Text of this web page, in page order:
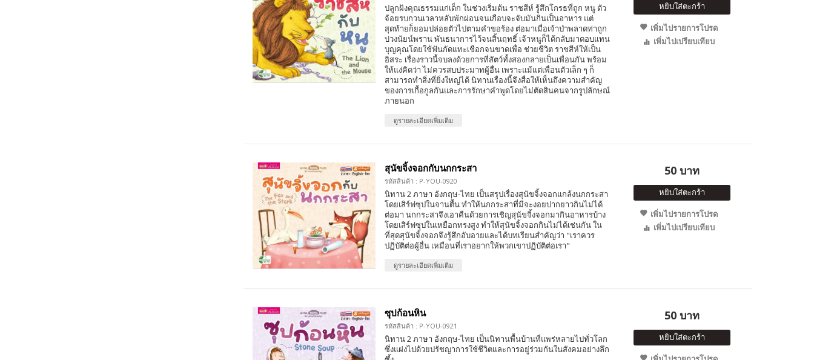
ปลูกฝังคุณธรรมแก่เด็ก ในช่วงเริ่มต้น ราชสีห์ รู้สึกโกรธที่ถูก หนู ตัว
จ้อยรบกวนเวลาหลับพักผ่อนจนเกือบจะจับมันกินเป็นอาหาร แต่
สุดท้ายก็ยอมปล่อยตัวไปตามคำขอร้อง ต่อมาเมื่อเจ้าป่าพลาดท่าถูก
บ่วงนัยน์พราน พันธนาการไว้จนสิ้นฤทธิ์ เจ้าหนูก็ได้กลับมาตอบแทน
บุญคุณโดยใช้ฟันกัดแทะเชือกจนขาดเพื่อ ช่วยชีวิต ราชสีห์ให้เป็น
อิสระ เรื่องราวนี้จบลงด้วยการที่สัตว์ทั้งสองกลายเป็นเพื่อนกัน พร้อม
ให้แง่คิดว่า ไม่ควรสบประมาทผู้อื่น เพราะแม้แต่เพื่อนตัวเล็ก ๆ ก็
สามารถทำสิ่งที่ยิ่งใหญ่ได้ นิทานเรื่องนี้จึงสื่อให้เห็นถึงความสำคัญ
ของการเกื้อกูลกันและการรักษาคำพูดโดยไม่ตัดสินคนจากรูปลักษณ์
ภายนอก
ดูรายละเอียดเพิ่มเติม
หยิบใส่ตะกร้า
เพิ่มไปรายการโปรด
เพิ่มไปเปรียบเทียบ
สุนัขจิ้งจอกกับนกกระสา
รหัสสินค้า : P-YOU-0920
นิทาน 2 ภาษา อังกฤษ-ไทย เป็นสรุปเรื่องสุนัขจิ้งจอกแกล้งนกกระสา
โดยเสิร์ฟซุปในจานตื้น ทำให้นกกระสาที่มีจะงอยปากยาวกินไม่ได้
ต่อมา นกกระสาจึงเอาคืนด้วยการเชิญสุนัขจิ้งจอกมากินอาหารบ้าง
โดยเสิร์ฟซุปในเหยือกทรงสูง ทำให้สุนัขจิ้งจอกกินไม่ได้เช่นกัน ใน
ที่สุดสุนัขจิ้งจอกจึงรู้สึกอับอายและได้บทเรียนสำคัญว่า "เราควร
ปฏิบัติต่อผู้อื่น เหมือนที่เราอยากให้พวกเขาปฏิบัติต่อเรา"
ดูรายละเอียดเพิ่มเติม
50 บาท
หยิบใส่ตะกร้า
เพิ่มไปรายการโปรด
เพิ่มไปเปรียบเทียบ
ซุปก้อนหิน
รหัสสินค้า : P-YOU-0921
นิทาน 2 ภาษา อังกฤษ-ไทย เป็นนิทานพื้นบ้านที่แพร่หลายไปทั่วโลก
ซึ่งแฝงไปด้วยปรัชญาการใช้ชีวิตและการอยู่ร่วมกันในสังคมอย่างลึก
50 บาท
หยิบใส่ตะกร้า